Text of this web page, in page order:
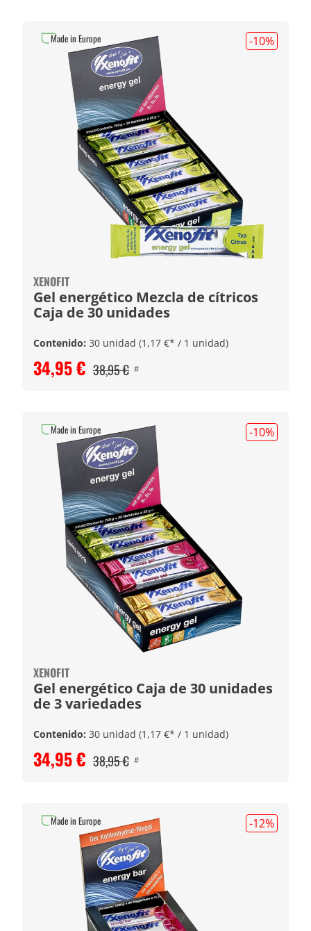
-10%
XENOFIT
Gel energético Mezcla de cítricos
Caja de 30 unidades
Contenido: 30 unidad (1,17 €* / 1 unidad)
34,95 € 38,95 € #
Made in Europe
-10%
XENOFIT
Gel energético Caja de 30 unidades
de 3 variedades
Contenido: 30 unidad (1,17 €* / 1 unidad)
34,95 € 38,95 € #
Made in Europe
-12%
Made in Europe